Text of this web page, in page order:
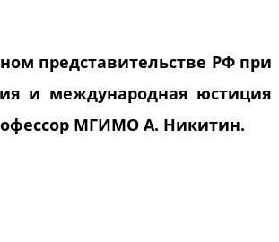
представительстве РФ при
и международная юстиция
МГИМО А. Никитин.